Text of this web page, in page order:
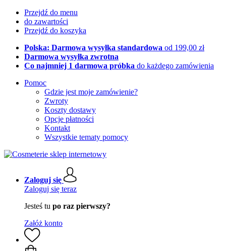
Przejdź do menu
do zawartości
Przejdź do koszyka
Polska: Darmowa wysyłka standardowa od 199,00 zł
Darmowa wysyłka zwrotna
Co najmniej 1 darmowa próbka do każdego zamówienia
Pomoc
Gdzie jest moje zamówienie?
Zwroty
Koszty dostawy
Opcje płatności
Kontakt
Wszystkie tematy pomocy
Zaloguj się
Zaloguj się teraz
Jesteś tu po raz pierwszy?
Załóż konto